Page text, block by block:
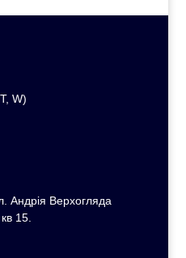
W)
Андрія Верхогляда
15.